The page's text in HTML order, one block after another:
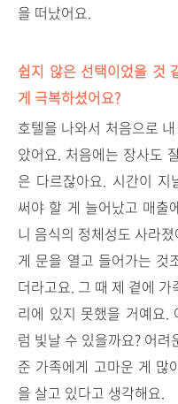
을 떠났어요.
쉽지 않은 선택이었을 것
게 극복하셨어요?
호텔을 나와서 처음으로
았어요. 처음에는 장사도
은 다르잖아요. 시간이 지
써야 할 게 늘어났고 매출
니 음식의 정체성도 사라
게 문을 열고 들어가는 것
더라고요. 그 때 제 곁에
리에 있지 못했을 거예요.
럼 빛날 수 있을까요? 어
준 가족에게 고마운 게 많
을 살고 있다고 생각해요.